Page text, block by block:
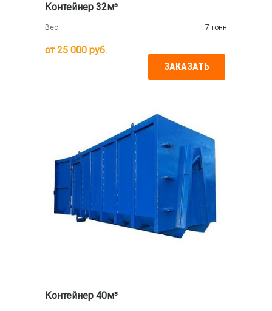
Контейнер 32м³
Вес: 7 тонн
от25 000 руб.
ЗАКАЗАТЬ
Контейнер 40м³